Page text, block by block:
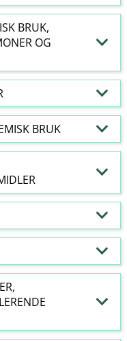
BRUK,
OG
BRUK